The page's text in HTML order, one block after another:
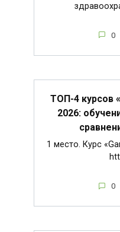
0
ТОП-4 курсов
2026:
1 место. Курс
0